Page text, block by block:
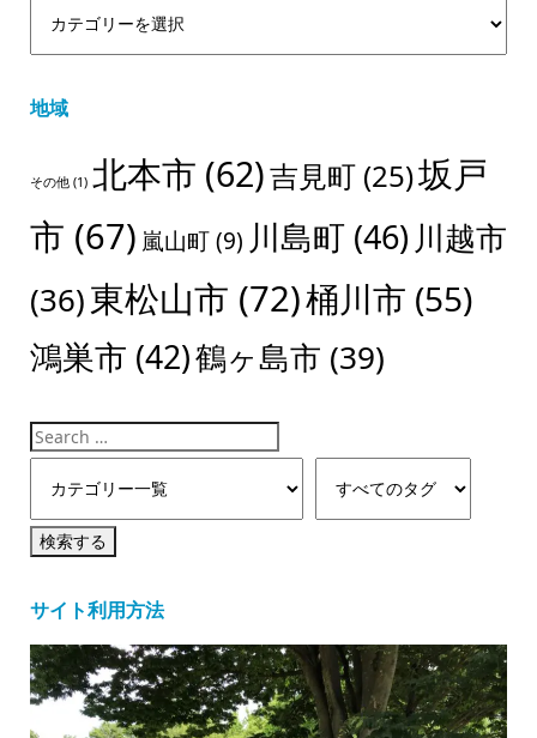
地域
その他(1) 北本市 (62)吉見町(25)坂戸
市 (67) 嵐山町(9) 川島町(46) 川越市
(36)東松山市 (72)桶川市 (55)
鴻巣市 (42)鶴ヶ島市 (39)
サイト利用方法